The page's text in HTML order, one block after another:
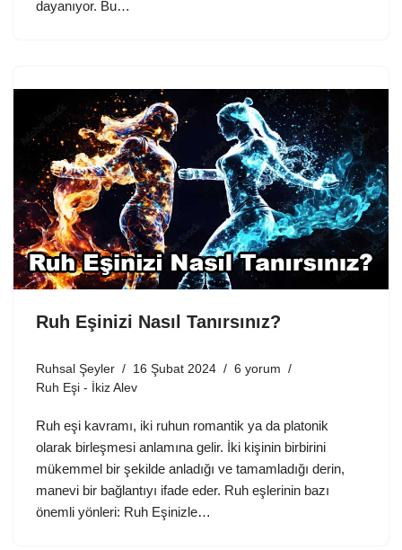
dayanıyor. Bu…
Ruh Eşinizi Nasıl Tanırsınız?
Ruhsal Şeyler 16 Şubat 2024
6 yorum
Ruh Eşi - İkiz Alev
Ruh eşi kavramı, iki ruhun romantik ya da platonik
olarak birleşmesi anlamına gelir. İki kişinin birbirini
mükemmel bir şekilde anladığı ve tamamladığı derin,
manevi bir bağlantıyı ifade eder. Ruh eşlerinin bazı
önemli yönleri: Ruh Eşinizle…